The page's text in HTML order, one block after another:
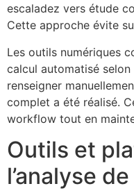
escaladez vers étude
Cette approche évite
Les outils numériques
calcul automatisé
renseigner
complet a été réalisé.
workflow tout en
Outils et
l’analyse